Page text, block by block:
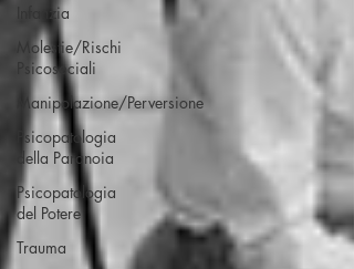
Infanzia
Molestie/Rischi
Psicosociali
Manipolazione/Perversione
Psicopatologia
della Paranoia
Psicopatologia
del Potere
Trauma